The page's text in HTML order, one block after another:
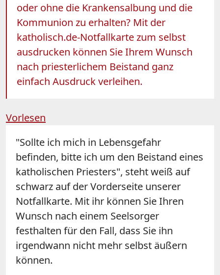
oder ohne die Krankensalbung und die
Kommunion zu erhalten? Mit der
katholisch.de-Notfallkarte zum selbst
ausdrucken können Sie Ihrem Wunsch
nach priesterlichem Beistand ganz
einfach Ausdruck verleihen.
Vorlesen
"Sollte ich mich in Lebensgefahr
befinden, bitte ich um den Beistand eines
katholischen Priesters", steht weiß auf
schwarz auf der Vorderseite unserer
Notfallkarte. Mit ihr können Sie Ihren
Wunsch nach einem Seelsorger
festhalten für den Fall, dass Sie ihn
irgendwann nicht mehr selbst äußern
können.